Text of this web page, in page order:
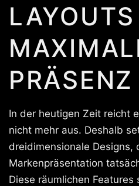
PRÄSENZ
In der heutigen Zeit reicht
nicht mehr aus. Deshalb
dreidimensionale Designs,
Markenpräsentation
Diese räumlichen Features